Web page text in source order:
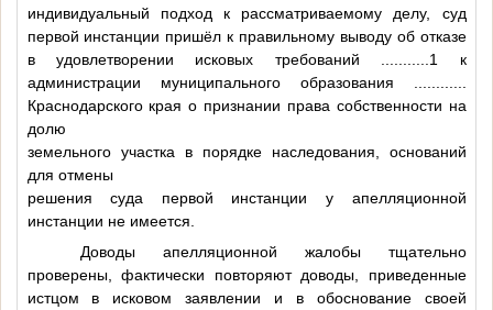
индивидуальный подход к рассматриваемому делу, суд
первой инстанции пришёл к правильному выводу об отказе
в удовлетворении исковых требований
...........1
к
администрации муниципального образования
Краснодарского края о признании права собственности на
долю
земельного участка в порядке наследования, оснований
для отмены
решения суда первой инстанции у апелляционной
инстанции не имеется.
Доводы апелляционной жалобы тщательно
проверены, фактически повторяют доводы, приведенные
истцом в исковом заявлении и в обоснование своей